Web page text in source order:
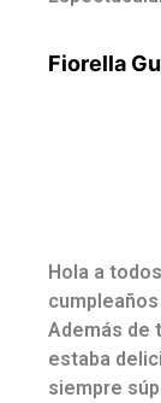
Fiorella
Hola a
Además de
estaba
siempre